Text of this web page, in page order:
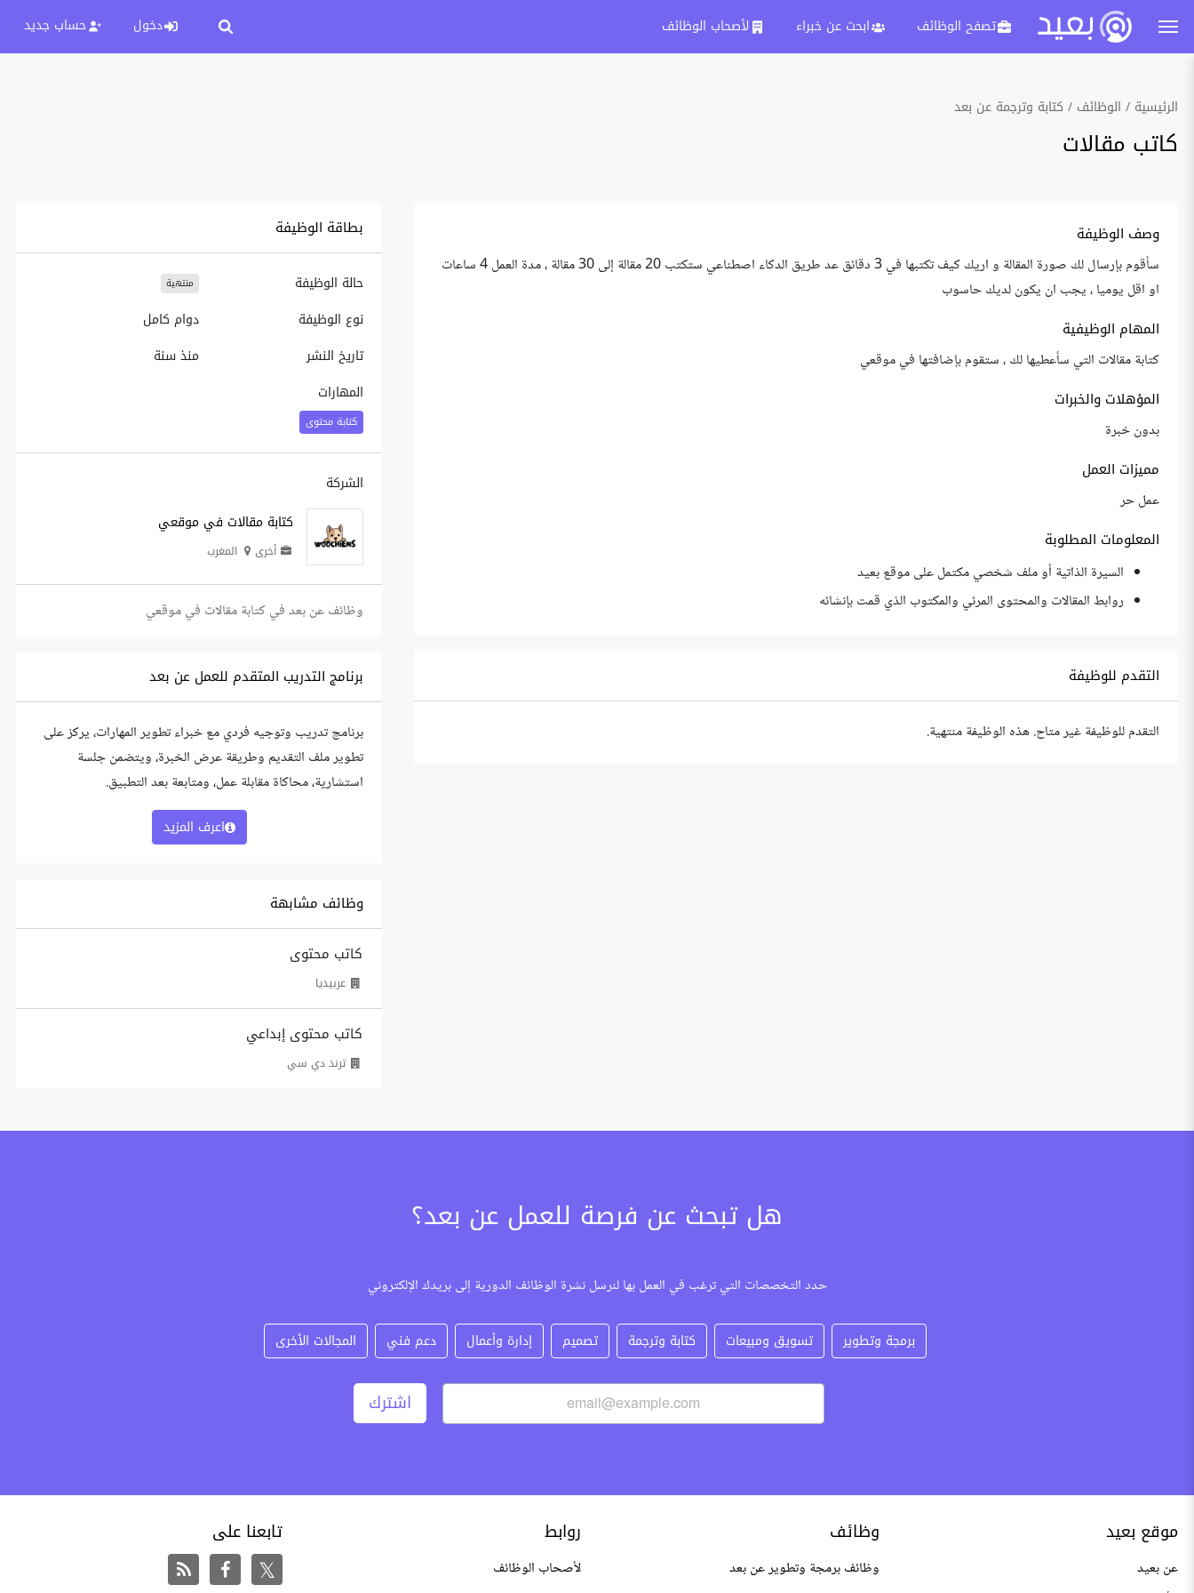
تصفح الوظائف ابحث عن خبراء لأصحاب الوظائف دخول حساب جديد
الرئيسية الوظائف كتابة وترجمة عن بعد
كاتب مقالات
وصف الوظيفة
سأقوم بإرسال لك صورة المقالة و اريك كيف تكتبها في 3 دقائق عد طريق الدكاء اصطناعي ستكتب 20 مقالة إلى 30 مقالة ، مدة العمل 4 ساعات
او اقل يوميا ، يجب ان يكون لديك حاسوب
المهام الوظيفية
كتابة مقالات التي سأعطيها لك ، ستقوم بإضافتها في موقعي
المؤهلات والخبرات
بدون خبرة
مميزات العمل
عمل حر
المعلومات المطلوبة
السيرة الذاتية أو ملف شخصي مكتمل على موقع بعيد
روابط المقالات والمحتوى المرئي والمكتوب الذي قمت بإنشائه
التقدم للوظيفة
التقدم للوظيفة غير متاح. هذه الوظيفة منتهية.
بطاقة الوظيفة
حالة الوظيفة منتهية
نوع الوظيفة
دوام كامل
تاريخ النشر
منذ سنة
المهارات
كتابة محتوى
الشركة
كتابة مقالات في موقعي
أخرى المغرب
وظائف عن بعد في كتابة مقالات في موقعي
برنامج التدريب المتقدم للعمل عن بعد
برنامج تدريب وتوجيه فردي مع خبراء تطوير المهارات، يركز على
تطوير ملف التقديم وطريقة عرض الخبرة، ويتضمن جلسة
استشارية، محاكاة مقابلة عمل، ومتابعة بعد التطبيق.
اعرف المزيد
وظائف مشابهة
كاتب محتوى
عربيديا
كاتب محتوى إبداعي
ترند دي سي
هل تبحث عن فرصة للعمل عن بعد؟
حدد التخصصات التي ترغب في العمل بها لنرسل نشرة الوظائف الدورية إلى بريدك الإلكتروني
برمجة وتطوير تسويق ومبيعات كتابة وترجمة تصميم إدارة وأعمال دعم فني المجالات الأخرى
اشترك
موقع بعيد
عن بعيد
وظائف
وظائف برمجة وتطوير عن بعد
روابط
لأصحاب الوظائف
تابعنا على